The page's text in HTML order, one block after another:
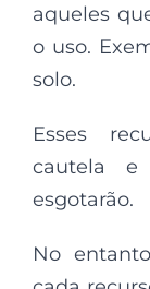
aqueles
o uso.
solo.
Esses
cautela e
esgotarão.
No